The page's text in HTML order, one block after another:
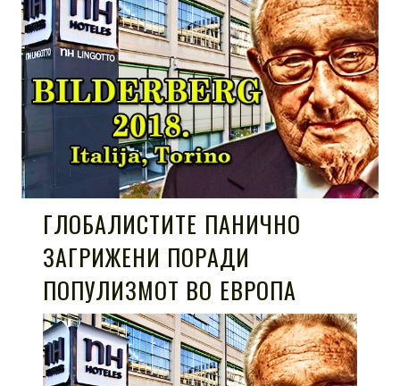
ГЛОБАЛИСТИТЕ ПАНИЧНО
ЗАГРИЖЕНИ ПОРАДИ
ПОПУЛИЗМОТ ВО ЕВРОПА